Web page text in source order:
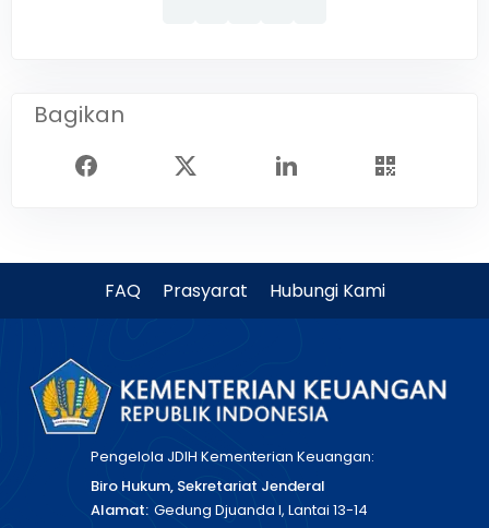
Bagikan
FAQ Prasyarat Hubungi Kami
Pengelola JDIH Kementerian Keuangan:
Biro Hukum, Sekretariat Jenderal
Alamat: Gedung Djuanda I, Lantai 13-14